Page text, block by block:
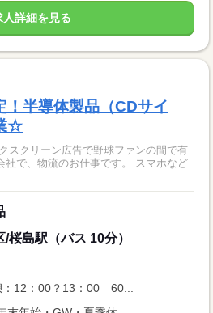
人詳細を見る
！半導体製品（CDサイ
☆
スクリーン広告で野球ファンの間で有
社で、物流のお仕事です。 スマホなど
桜島駅（バス 10分）
12：00？13：00 60...